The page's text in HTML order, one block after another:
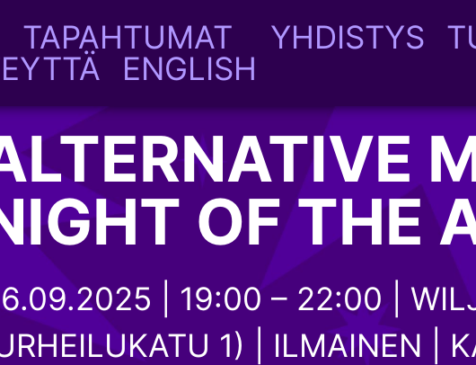
TAPAHTUMAT Avaa
alavalikko
YHDISTYS
ENGLISH
OF THE
| 19:00 – 22:00 |
1) | ILMAINEN |